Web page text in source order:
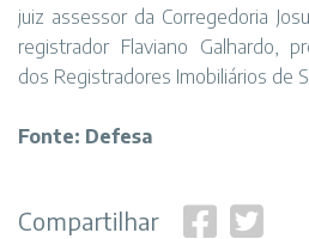
juiz assessor da Corregedoria
registrador Flaviano Galhardo,
dos Registradores Imobiliários de
Fonte: Defesa
Compartilhar